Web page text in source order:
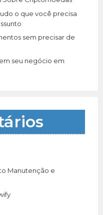
o que você precisa
sem precisar de
seu negócio em
Manutenção e